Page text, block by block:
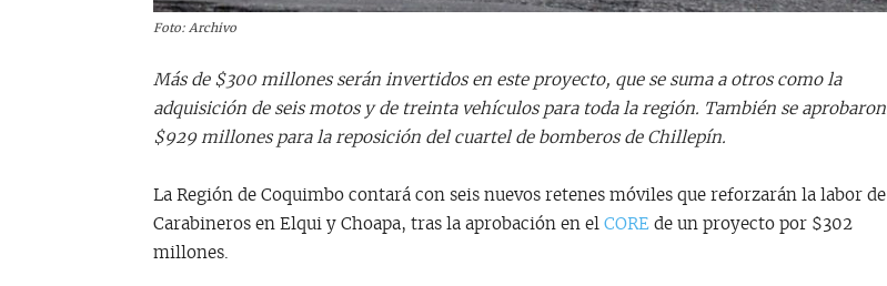
Foto: Archivo
Más de $300 millones serán invertidos en este proyecto, que se suma a otros como la
adquisición de seis motos y de treinta vehículos para toda la región. También se aprobaron
$929 millones para la reposición del cuartel de bomberos de Chillepín.
La Región de Coquimbo contará con seis nuevos retenes móviles que reforzarán la labor de
Carabineros en Elqui y Choapa, tras la aprobación en el CORE de un proyecto por $302
millones.